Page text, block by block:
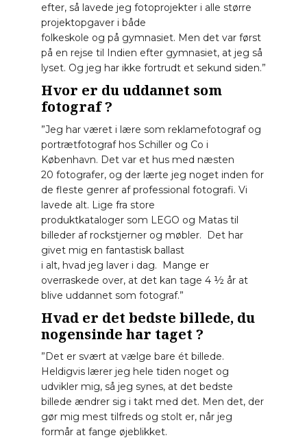
efter, så lavede jeg fotoprojekter i alle større
projektopgaver i både
folkeskole og på gymnasiet. Men det var først
på en rejse til Indien efter gymnasiet, at jeg så
lyset. Og jeg har ikke fortrudt et sekund siden.”
Hvor er du uddannet som
fotograf ?
”Jeg har været i lære som reklamefotograf og
portrætfotograf hos Schiller og Co i
København. Det var et hus med næsten
20 fotografer, og der lærte jeg noget inden for
de fleste genrer af professional fotografi. Vi
lavede alt. Lige fra store
produktkataloger som LEGO og Matas til
billeder af rockstjerner og møbler. Det har
givet mig en fantastisk ballast
i alt, hvad jeg laver i dag. Mange er
overraskede over, at det kan tage 4 ½ år at
blive uddannet som fotograf.”
Hvad er det bedste billede, du
nogensinde har taget ?
”Det er svært at vælge bare ét billede.
Heldigvis lærer jeg hele tiden noget og
udvikler mig, så jeg synes, at det bedste
billede ændrer sig i takt med det. Men det, der
gør mig mest tilfreds og stolt er, når jeg
formår at fange øjeblikket.